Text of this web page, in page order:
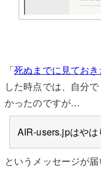
「死ぬまでに見てお
した時点では、自分
かったのですが…
AIR-users.jpはや
というメッセージが